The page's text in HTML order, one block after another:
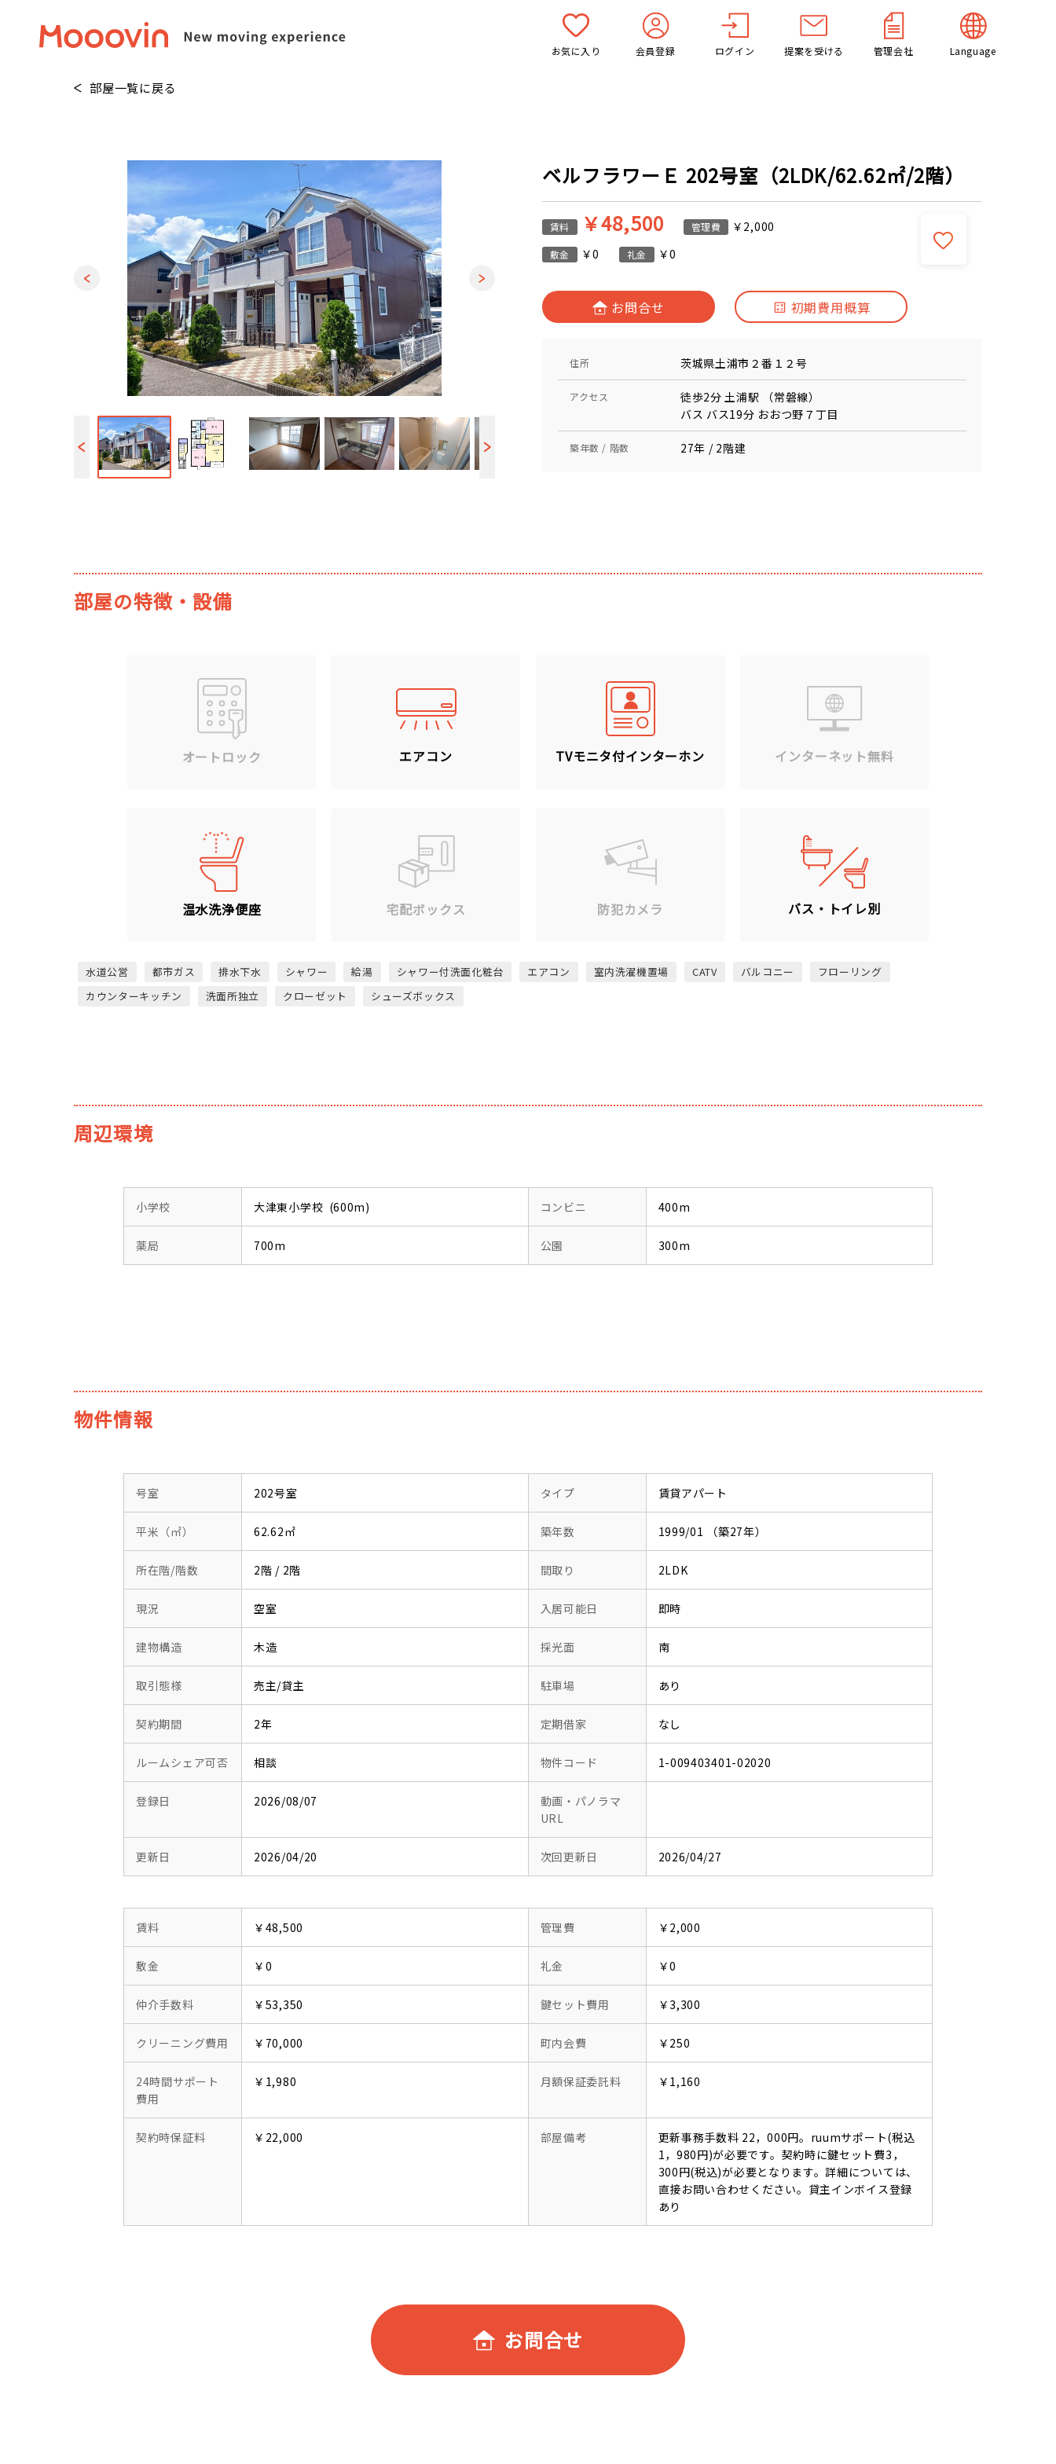
お気に入り 会員登録 ログイン 提案を受ける 管理会社 Language
部屋一覧に戻る
ベルフラワーＥ 202号室（2LDK/62.62㎡/2階）
賃料 ￥48,500 管理費 ￥2,000
敷金 ￥0 礼金 ￥0
お問合せ 初期費用概算
住所 茨城県土浦市２番１２号
アクセス
徒歩2分 土浦駅 （常磐線）
バス バス19分 おおつ野７丁目
築年数 / 階数 27年 / 2階建
部屋の特徴・設備
オートロック エアコン TVモニタ付インターホン インターネット無料
温水洗浄便座 宅配ボックス 防犯カメラ バス・トイレ別
水道公営 都市ガス 排水下水 シャワー 給湯 シャワー付洗面化粧台 エアコン 室内洗濯機置場 CATV バルコニー
フローリング
カウンターキッチン
洗面所独立 クローゼット シューズボックス
周辺環境
小学校 大津東小学校 (600m) コンビニ 400m
薬局 700m 公園 300m
物件情報
号室 202号室 タイプ 賃貸アパート
平米（㎡） 62.62㎡ 築年数 1999/01 （築27年）
所在階/階数 2階 / 2階 間取り 2LDK
現況 空室 入居可能日 即時
建物構造 木造 採光面 南
取引態様 売主/貸主 駐車場 あり
契約期間 2年 定期借家 なし
ルームシェア可否 相談 物件コード 1-009403401-02020
登録日 2026/08/07
動画・パノラマ
URL
更新日 2026/04/20 次回更新日 2026/04/27
賃料 ￥48,500 管理費 ￥2,000
敷金 ￥0 礼金 ￥0
仲介手数料 ￥53,350 鍵セット費用 ￥3,300
クリーニング費用 ￥70,000 町内会費 ￥250
24時間サポート
費用
￥1,980 月額保証委託料 ￥1,160
契約時保証料 ￥22,000 部屋備考
更新事務手数料 22，000円。ruumサポート(税込
1，980円)が必要です。契約時に鍵セット費3，
300円(税込)が必要となります。詳細については、
直接お問い合わせください。貸主インボイス登録
あり
お問合せ